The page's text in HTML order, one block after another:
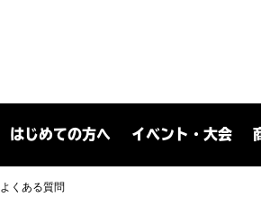
はじめての方へ イベント・大会
よくある質問